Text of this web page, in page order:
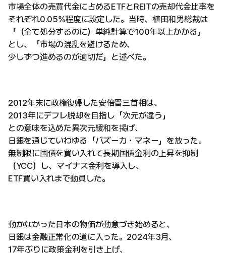
市場全体の売買代金に占めるETFとREITの売却代金比率を
それぞれ0.05%程度に設定した。当時、植田和男総裁は
「（全て処分するのに）単純計算で100年以上かかる」
とし、「市場の混乱を避けるため、
少しずつ進めるのが適切だ」と述べた。
2012年末に政権復帰した安倍晋三首相は、
2013年にデフレ脱却を目指し「次元が違う」
との意味を込めた異次元緩和を掲げ、
日銀を通じていわゆる「バズーカ・マネー」を放った。
無制限に国債を買い入れて長期国債金利の上昇を抑制
（YCC）し、マイナス金利を導入し、
ETF買い入れまで動員した。
動かなかった日本の物価が動意づき始めると、
日銀は金融正常化の道に入った。2024年3月、
17年ぶりに政策金利を引き上げ、